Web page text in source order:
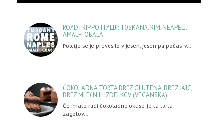
ROADTRIP PO ITALIJI: TOSKANA, RIM, NEAPELJ,
AMALFI OBALA
Poletje se je prevesilo v jesen, jesen pa počasi v…
ČOKOLADNA TORTA BREZ GLUTENA, BREZ JAJC,
BREZ MLEČNIH IZDELKOV (VEGANSKA)
Če imate radi čokoladne okuse, je ta torta
zagotov…